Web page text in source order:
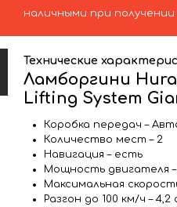
наличными при
Технические
Ламборгини
Lifting System
Коробка передач –
Количество мест – 2
Навигация – есть
Мощность двигателя –
Максимальная
Разгон до 100 км/ч – 4,2